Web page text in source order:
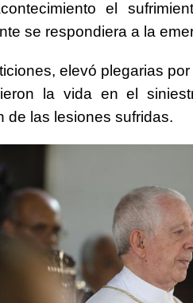
el
se respondiera a la
elevó plegarias
la vida en el
de las lesiones sufridas.